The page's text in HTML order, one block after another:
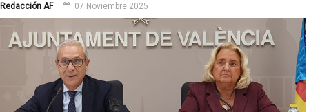
Redacción AF 07 Noviembre 2025